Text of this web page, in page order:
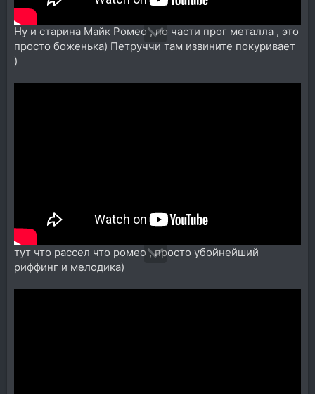
Ну и старина Майк Ромео , по части прог металла , это
просто боженька) Петруччи там извините покуривает
)
тут что рассел что ромео , просто убойнейший
риффинг и мелодика)